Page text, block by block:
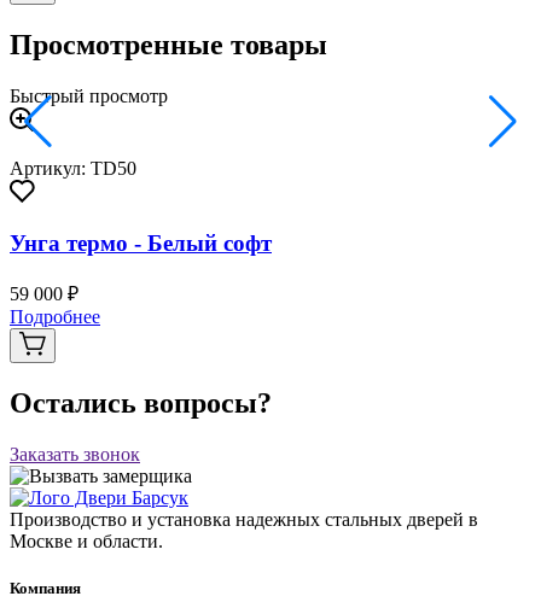
Просмотренные товары
Быстрый просмотр
Артикул: TD50
Унга термо - Белый софт
59 000 ₽
Подробнее
Остались вопросы?
Заказать звонок
Производство и установка надежных стальных дверей в
Москве и области.
Компания